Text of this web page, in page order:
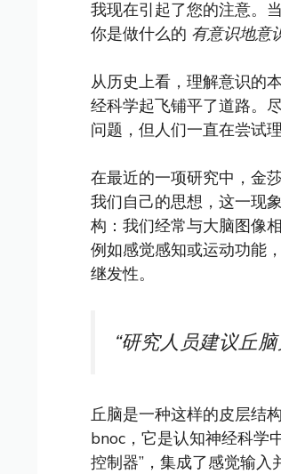
我现在引起了您的注意。
你是做什么的 有意识地意
从历史上看，理解意识的
经科学起飞铺平了道路。
问题，但人们一直在尝试理
在最近的一项研究中，金
我们自己的思想，这一现
构：我们经常与大脑图像
例如感觉感知或运动功能
继发性。
“研究人员建议丘脑
丘脑是一种这样的皮层结
bnoc，它是认知神经科学
控制器”，集成了感觉输